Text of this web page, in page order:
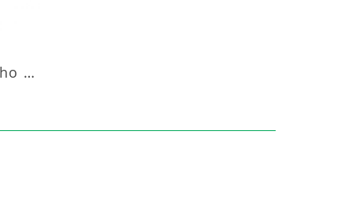
Aquecedor Infravermelho Pedestal Luft-20000